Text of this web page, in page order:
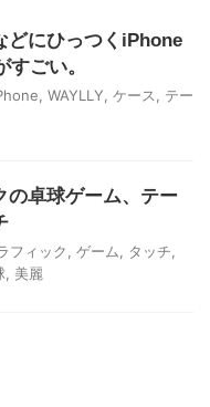
どにひっつくiPhone
すごい。
WAYLLY ケース
テー
の卓球ゲーム、テー
フィック ゲーム タッチ
美麗